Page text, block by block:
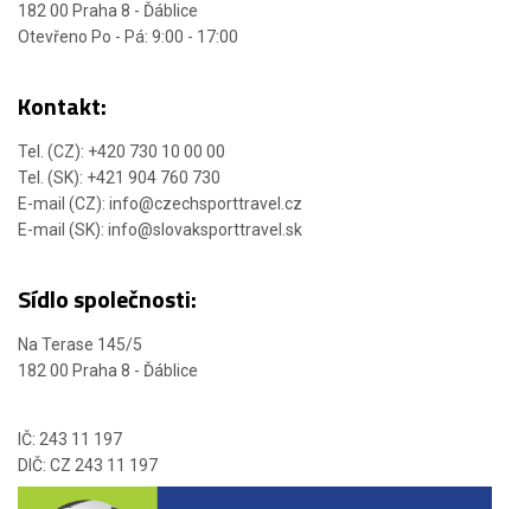
182 00 Praha 8 - Ďáblice
Otevřeno Po - Pá: 9:00 - 17:00
Kontakt:
Tel. (CZ): +420 730 10 00 00
Tel. (SK): +421 904 760 730
E-mail (CZ): info@czechsporttravel.cz
E-mail (SK): info@slovaksporttravel.sk
Sídlo společnosti:
Na Terase 145/5
182 00 Praha 8 - Ďáblice
IČ: 243 11 197
DIČ: CZ 243 11 197